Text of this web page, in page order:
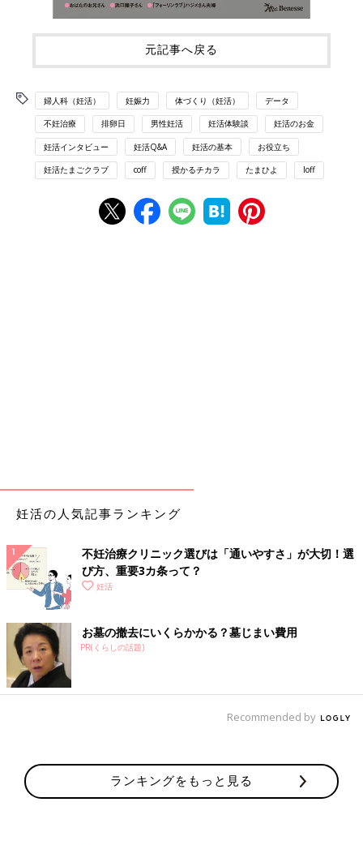
元記事へ戻る
婦人科（妊活） 妊娠力 体づくり（妊活） データ
不妊治療 排卵日 男性妊活 妊活体験談 妊活のお金
妊活インタビュー 妊活Q&A 妊活の基本 お役立ち
妊活たまごクラブ coff 授かるチカラ たまひよ loff
妊活の人気記事ランキング
不妊治療クリニック選びは「通いやすさ」が大切！選
び方、重要3カ条って？
妊活
お墓の撤去にいくらかかる？墓じまい費用
PR(くらしの話題)
Recommended by
ランキングをもっと見る